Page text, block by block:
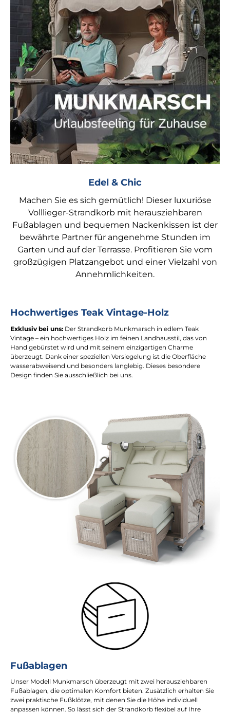
Edel & Chic
Machen Sie es sich gemütlich! Dieser luxuriöse
Volllieger-Strandkorb mit herausziehbaren
Fußablagen und bequemen Nackenkissen ist der
bewährte Partner für angenehme Stunden im
Garten und auf der Terrasse. Profitieren Sie vom
großzügigen Platzangebot und einer Vielzahl von
Annehmlichkeiten.
Hochwertiges Teak Vintage-Holz
Exklusiv bei uns: Der Strandkorb Munkmarsch in edlem Teak
Vintage – ein hochwertiges Holz im feinen Landhausstil, das von
Hand gebürstet wird und mit seinem einzigartigen Charme
überzeugt. Dank einer speziellen Versiegelung ist die Oberfläche
wasserabweisend und besonders langlebig. Dieses besondere
Design finden Sie ausschließlich bei uns.
Fußablagen
Unser Modell Munkmarsch überzeugt mit zwei herausziehbaren
Fußablagen, die optimalen Komfort bieten. Zusätzlich erhalten Sie
zwei praktische Fußklötze, mit denen Sie die Höhe individuell
anpassen können. So lässt sich der Strandkorb flexibel auf Ihre